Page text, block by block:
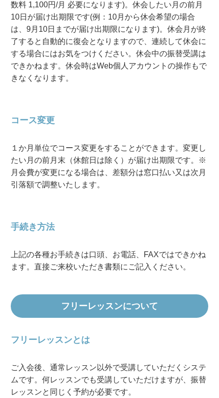
数料 1,100円/月 必要になります)。休会したい月の前月
10日が届け出期限です(例：10月から休会希望の場合
は、9月10日までが届け出期限になります)。休会月が終
了すると自動的に復会となりますので、連続して休会に
する場合にはお気をつけください。休会中の振替受講は
できかねます。休会時はWeb個人アカウントの操作もで
きなくなります。
コース変更
１か月単位でコース変更をすることができます。変更し
たい月の前月末（休館日は除く）が届け出期限です。※
月会費が変更になる場合は、差額分は窓口払い又は次月
引落額で調整いたします。
手続き方法
上記の各種お手続きは口頭、お電話、FAXではできかね
ます。直接ご来校いただき書類にご記入ください。
フリーレッスンについて
フリーレッスンとは
ご入会後、通常レッスン以外で受講していただくシステ
ムです。何レッスンでも受講していただけますが、振替
レッスンと同じく予約が必要です。